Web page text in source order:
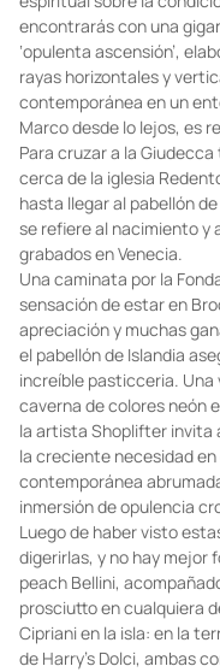
encontrarás con una
‘opulenta ascensión’,
rayas horizontales y
contemporánea en un
Marco desde lo lejos, es
Para cruzar a la
cerca de la iglesia
hasta llegar al pabellón
se refiere al nacimiento y
grabados en Venecia.
Una caminata por la
sensación de estar en
apreciación y muchas
el pabellón de Islandia
increíble pasticceria.
caverna de colores neón
la artista Shoplifter invita
la creciente necesidad
contemporánea
inmersión de opulencia
Luego de haber visto
digerirlas, y no hay mejor
peach Bellini,
prosciutto en cualquiera
Cipriani en la isla: en la
de Harry’s Dolci, ambas